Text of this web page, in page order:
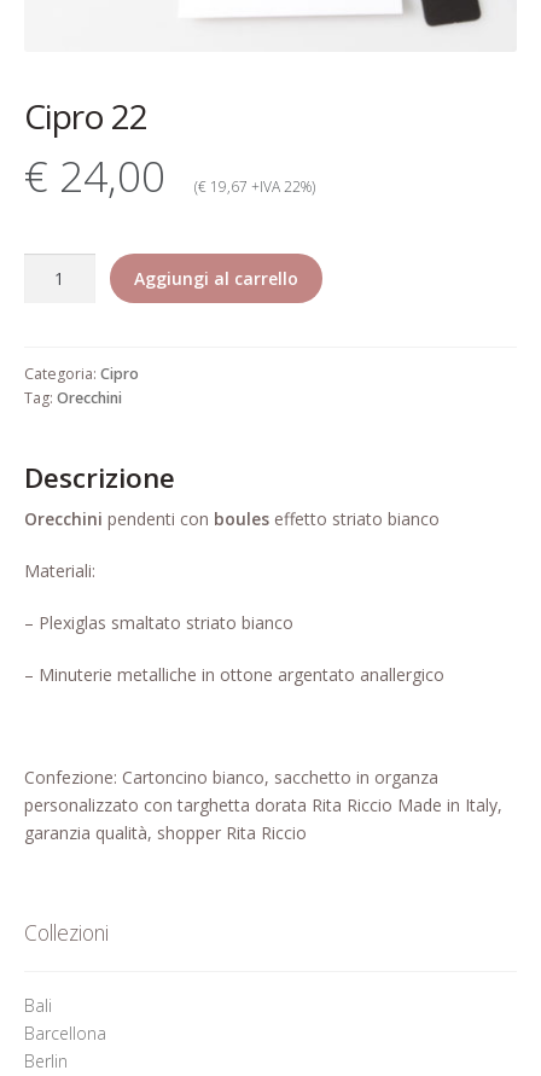
Contatti
Gioielli alta bigiotteria di lusso
Il mio account
Refund and Returns Policy
Rintraccia il tuo ordine
Cipro 22
€ 24,00 (€ 19,67 +IVA 22%)
Aggiungi al carrello
Categoria: Cipro
Tag: Orecchini
Descrizione
Orecchini pendenti con bouleseffetto striato bianco
Materiali:
– Plexiglas smaltato striato bianco
– Minuterie metalliche in ottone argentato anallergico
Confezione: Cartoncino bianco, sacchetto in organza
personalizzato con targhetta dorata Rita Riccio Made in Italy,
garanzia qualità, shopper Rita Riccio
Collezioni
Bali
Barcellona
Berlin